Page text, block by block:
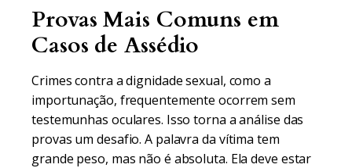
Provas Mais Comuns em
Casos de Assédio
Crimes contra a dignidade sexual, como a
importunação, frequentemente ocorrem sem
testemunhas oculares. Isso torna a análise das
provas um desafio. A palavra da vítima tem
grande peso, mas não é absoluta. Ela deve estar